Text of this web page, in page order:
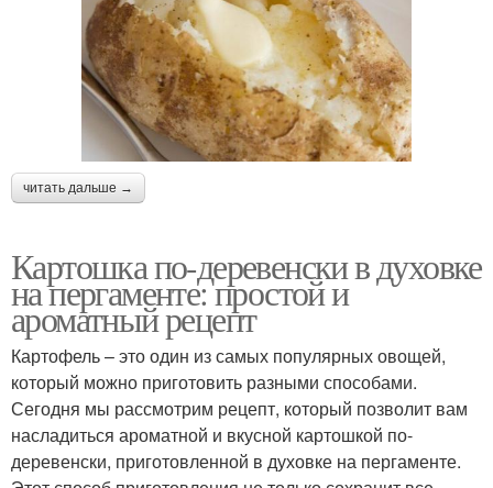
читать дальше →
Картошка по-деревенски в духовке
на пергаменте: простой и
ароматный рецепт
Картофель – это один из самых популярных овощей,
который можно приготовить разными способами.
Сегодня мы рассмотрим рецепт, который позволит вам
насладиться ароматной и вкусной картошкой по-
деревенски, приготовленной в духовке на пергаменте.